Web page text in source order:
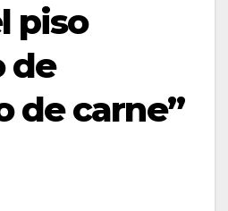
piso
de
de carne”